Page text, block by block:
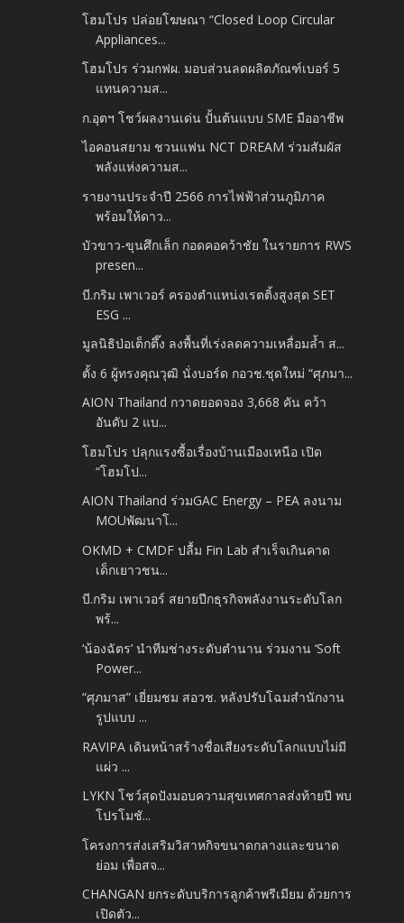
โฮมโปร ปล่อยโฆษณา “Closed Loop Circular
Appliances...
โฮมโปร ร่วมกฟผ. มอบส่วนลดผลิตภัณฑ์เบอร์ 5
แทนความส...
ก.อุตฯ โชว์ผลงานเด่น ปั้นต้นแบบ SME มืออาชีพ
ไอคอนสยาม ชวนแฟน NCT DREAM ร่วมสัมผัส
พลังแห่งความส...
รายงานประจำปี 2566 การไฟฟ้าส่วนภูมิภาค
พร้อมให้ดาว...
บัวขาว-ขุนศึกเล็ก กอดคอคว้าชัย ในรายการ RWS
presen...
บี.กริม เพาเวอร์ ครองตำแหน่งเรตติ้งสูงสุด SET
ESG ...
มูลนิธิป่อเต็กตึ๊ง ลงพื้นที่เร่งลดความเหลื่อมล้ำ ส...
ตั้ง 6 ผู้ทรงคุณวุฒิ นั่งบอร์ด กอวช.ชุดใหม่ “ศุภมา...
AION Thailand กวาดยอดจอง 3,668 คัน คว้า
อันดับ 2 แบ...
โฮมโปร ปลุกแรงซื้อเรื่องบ้านเมืองเหนือ เปิด
“โฮมโป...
AION Thailand ร่วมGAC Energy – PEA ลงนาม
MOUพัฒนาโ...
OKMD + CMDF ปลื้ม Fin Lab สำเร็จเกินคาด
เด็กเยาวชน...
บี.กริม เพาเวอร์ สยายปีกธุรกิจพลังงานระดับโลก
พร้...
‘น้องฉัตร’ นำทีมช่างระดับตำนาน ร่วมงาน ‘Soft
Power...
“ศุภมาส” เยี่ยมชม สอวช. หลังปรับโฉมสำนักงาน
รูปแบบ ...
RAVIPA เดินหน้าสร้างชื่อเสียงระดับโลกแบบไม่มี
แผ่ว ...
LYKN โชว์สุดปังมอบความสุขเทศกาลส่งท้ายปี พบ
โปรโมชั...
โครงการส่งเสริมวิสาหกิจขนาดกลางและขนาด
ย่อม เพื่อสจ...
CHANGAN ยกระดับบริการลูกค้าพรีเมียม ด้วยการ
เปิดตัว...